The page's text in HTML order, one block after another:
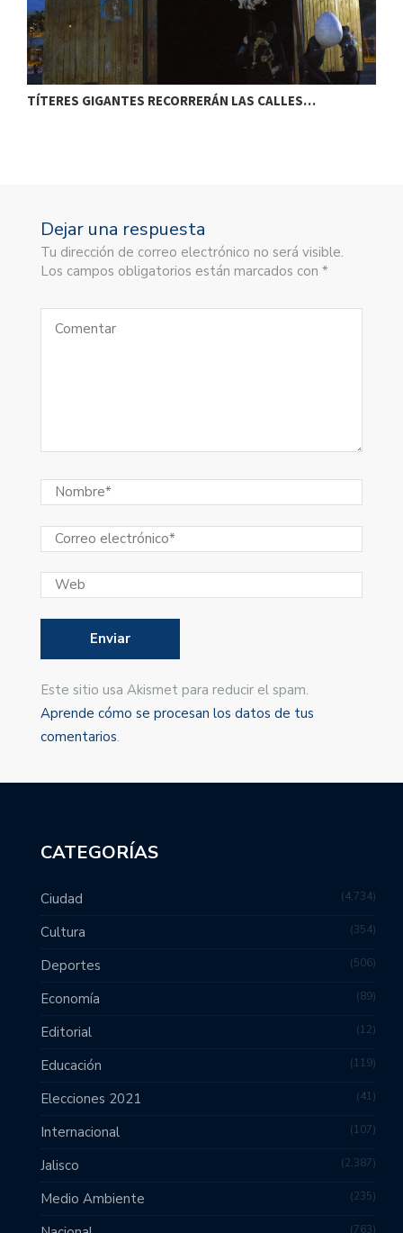
TÍTERES GIGANTES RECORRERÁN LAS CALLES…
Dejar una respuesta
Tu dirección de correo electrónico no será visible.
Los campos obligatorios están marcados con *
Este sitio usa Akismet para reducir el spam.
Aprende cómo se procesan los datos de tus
comentarios.
CATEGORÍAS
Ciudad 4,734
Cultura 354
Deportes 506
Economía 89
Editorial 12
Educación 119
Elecciones 2021 41
Internacional 107
Jalisco 2,387
Medio Ambiente 235
763